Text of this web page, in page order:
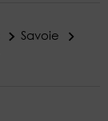
Savoie